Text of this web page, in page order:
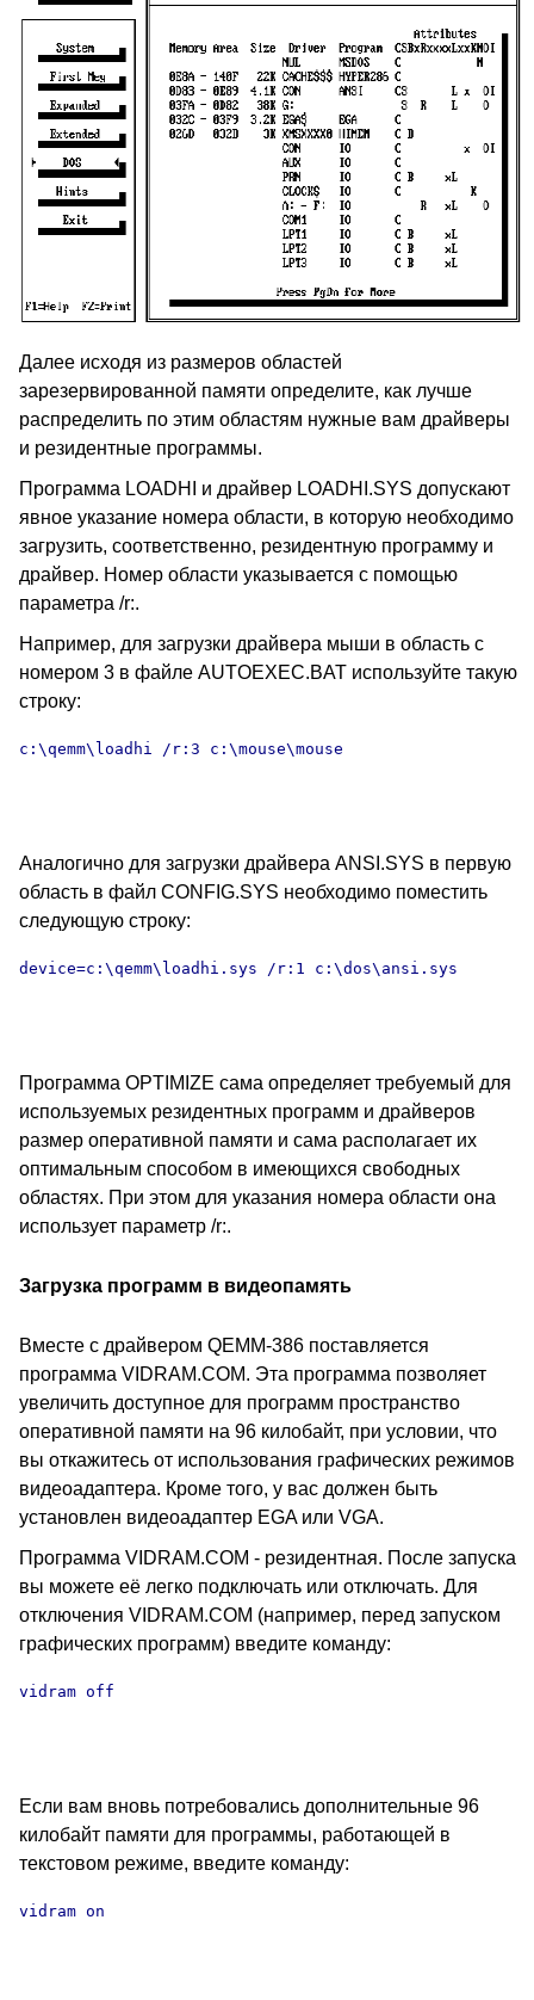
Далее исходя из размеров областей
зарезервированной памяти определите, как лучше
распределить по этим областям нужные вам драйверы
и резидентные программы.
Программа LOADHI и драйвер LOADHI.SYS допускают
явное указание номера области, в которую необходимо
загрузить, соответственно, резидентную программу и
драйвер. Номер области указывается с помощью
параметра /r:.
Например, для загрузки драйвера мыши в область с
номером 3 в файле AUTOEXEC.BAT используйте такую
строку:
c:\qemm\loadhi /r:3 c:\mouse\mouse
Аналогично для загрузки драйвера ANSI.SYS в первую
область в файл CONFIG.SYS необходимо поместить
следующую строку:
device=c:\qemm\loadhi.sys /r:1 c:\dos\ansi.sys
Программа OPTIMIZE сама определяет требуемый для
используемых резидентных программ и драйверов
размер оперативной памяти и сама располагает их
оптимальным способом в имеющихся свободных
областях. При этом для указания номера области она
использует параметр /r:.
Загрузка программ в видеопамять
Вместе с драйвером QEMM-386 поставляется
программа VIDRAM.COM. Эта программа позволяет
увеличить доступное для программ пространство
оперативной памяти на 96 килобайт, при условии, что
вы откажитесь от использования графических режимов
видеоадаптера. Кроме того, у вас должен быть
установлен видеоадаптер EGA или VGA.
Программа VIDRAM.COM - резидентная. После запуска
вы можете её легко подключать или отключать. Для
отключения VIDRAM.COM (например, перед запуском
графических программ) введите команду:
vidram off
Если вам вновь потребовались дополнительные 96
килобайт памяти для программы, работающей в
текстовом режиме, введите команду:
vidram on